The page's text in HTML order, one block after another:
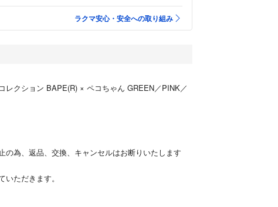
ラクマ安心・安全への取り組み
レクション BAPE(R) × ペコちゃん GREEN／PINK／
の為、返品、交換、キャンセルはお断りいたします
いただきます。